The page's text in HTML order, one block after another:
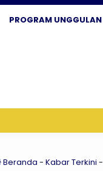
PROGRAM UNGGULAN
Beranda - Kabar Terkini -